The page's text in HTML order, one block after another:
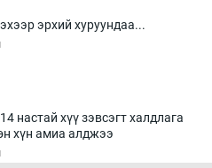
эрхий хуруундаа...
настай хүү зэвсэгт халдлага
хүн амиа алджээ